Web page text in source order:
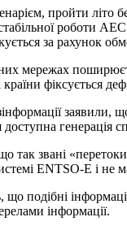
пройти літо
стабільної роботи
за рахунок
мережах
фіксується
заявили,
доступна генерація
так звані
ENTSO-E і
подібні
інформації.